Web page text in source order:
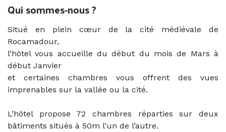
Qui sommes-nous ?
Situé en plein cœur de la cité médiévale de
Rocamadour,
l’hôtel vous accueille du début du mois de Mars à
début Janvier
et certaines chambres vous offrent des vues
imprenables sur la vallée ou la cité.
L’hôtel propose 72 chambres réparties sur deux
bâtiments situés à 50m l’un de l’autre.